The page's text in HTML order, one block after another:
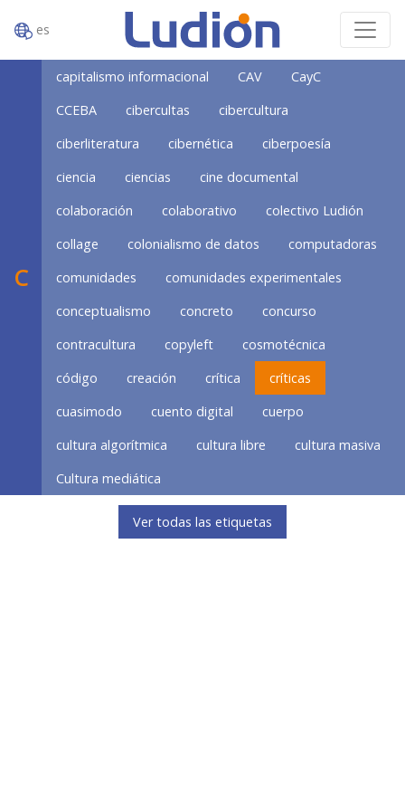
es
C
capitalismo informacional CAV
CayC
CCEBA
cibercultas
cibercultura
ciberliteratura
cibernética
ciberpoesía
ciencia
ciencias
cine documental
colaboración
colaborativo
colectivo Ludión
collage
colonialismo de datos
computadoras
comunidades
comunidades experimentales
conceptualismo
concreto
concurso
contracultura
copyleft
cosmotécnica
código
creación crítica
críticas
cuasimodo
cuento digital
cuerpo
cultura algorítmica
cultura libre
cultura masiva
Cultura mediática
Ver todas las etiquetas